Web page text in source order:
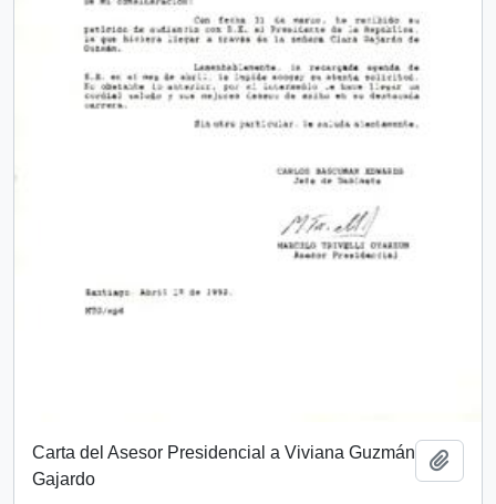
Carta del Asesor Presidencial a Viviana Guzmán
Gajardo